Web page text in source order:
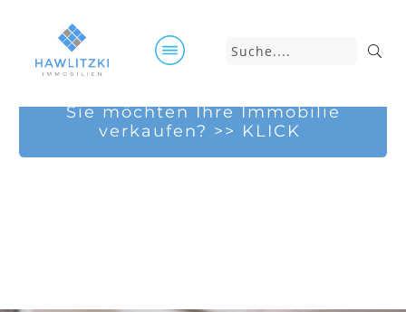
IHR ERFOLGREICHER
Sie möchten Ihre Immobilie
verkaufen? >> KLICK